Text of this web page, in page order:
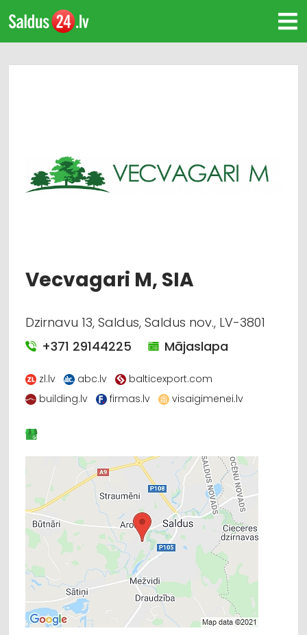
Vecvagari M, SIA
Dzirnavu 13, Saldus, Saldus nov., LV-3801
+371 29144225
Mājaslapa
zl.lv abc.lv
balticexport.com
building.lv
firmas.lv visaigimenei.lv